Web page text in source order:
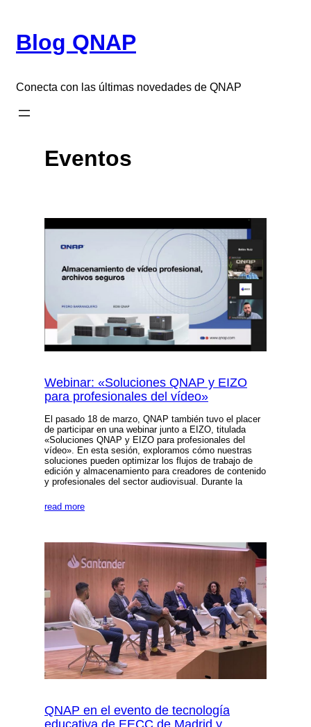
contenido
Blog QNAP
Conecta con las últimas novedades de QNAP
Eventos
Webinar: «Soluciones QNAP y EIZO
para profesionales del vídeo»
El pasado 18 de marzo, QNAP también tuvo el placer
de participar en una webinar junto a EIZO, titulada
«Soluciones QNAP y EIZO para profesionales del
vídeo». En esta sesión, exploramos cómo nuestras
soluciones pueden optimizar los flujos de trabajo de
edición y almacenamiento para creadores de contenido
y profesionales del sector audiovisual. Durante la
read more
QNAP en el evento de tecnología
educativa de EECC de Madrid y